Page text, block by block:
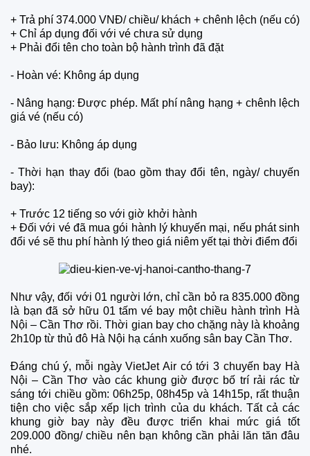
+ Trả phí 374.000 VNĐ/ chiều/ khách + chênh lệch (nếu có)
+ Chỉ áp dụng đối với vé chưa sử dụng
+ Phải đổi tên cho toàn bộ hành trình đã đặt
- Hoàn vé: Không áp dụng
- Nâng hạng: Được phép. Mất phí nâng hạng + chênh lệch
giá vé (nếu có)
- Bảo lưu: Không áp dụng
- Thời hạn thay đổi (bao gồm thay đổi tên, ngày/ chuyến
bay):
+ Trước 12 tiếng so với giờ khởi hành
+ Đối với vé đã mua gói hành lý khuyến mại, nếu phát sinh
đổi vé sẽ thu phí hành lý theo giá niêm yết tại thời điểm đổi
Như vậy, đối với 01 người lớn, chỉ cần bỏ ra 835.000 đồng
là bạn đã sở hữu 01 tấm vé bay một chiều hành trình Hà
Nội – Cần Thơ rồi. Thời gian bay cho chặng này là khoảng
2h10p từ thủ đô Hà Nội hạ cánh xuống sân bay Cần Thơ.
Đáng chú ý, mỗi ngày VietJet Air có tới 3 chuyến bay Hà
Nội – Cần Thơ vào các khung giờ được bố trí rải rác từ
sáng tới chiều gồm: 06h25p, 08h45p và 14h15p, rất thuận
tiện cho việc sắp xếp lịch trình của du khách. Tất cả các
khung giờ bay này đều được triển khai mức giá tốt
209.000 đồng/ chiều nên bạn không cần phải lăn tăn đâu
nhé.